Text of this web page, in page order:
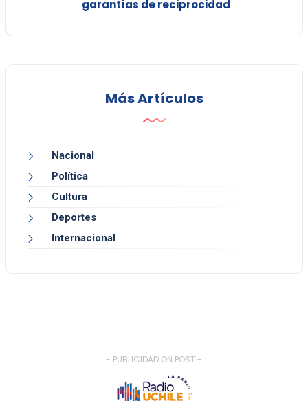
garantías de reciprocidad
Más Artículos
Nacional
Política
Cultura
Deportes
Internacional
- PUBLICIDAD ON POST -